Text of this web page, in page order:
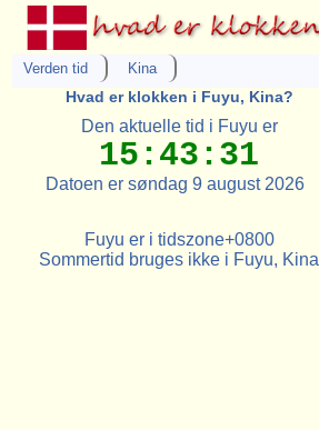
Verden tid Kina
Hvad er klokken i Fuyu, Kina?
Den aktuelle tid i Fuyu er
15:43:31
Datoen er søndag 9 august 2026
Fuyu er i tidszone+0800
Sommertid bruges ikke i Fuyu, Kina